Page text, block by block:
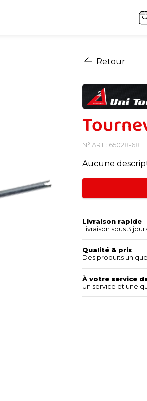
[[
Retour
N° ART : 65028-68
Aucune
Livraison rapide
Livraison sous 3
Qualité & prix
Des produits
À votre service
Un service et une